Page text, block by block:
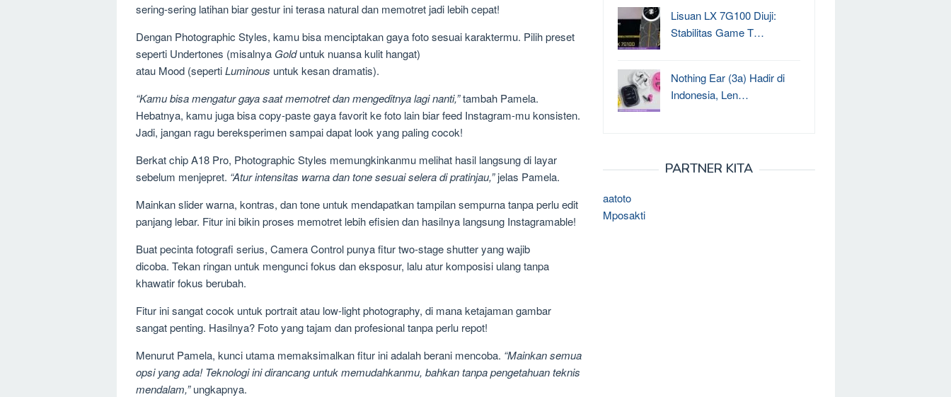
sering-sering latihan biar gestur ini terasa natural dan memotret jadi lebih cepat!
Dengan Photographic Styles, kamu bisa menciptakan gaya foto sesuai karaktermu. Pilih preset
seperti Undertones (misalnya Golduntuk nuansa kulit hangat)
atau Mood (sepertiLuminous untuk kesan dramatis).
“Kamu bisa mengatur gaya saat memotret dan mengeditnya lagi nanti,”tambah Pamela.
Hebatnya, kamu juga bisa copy-paste gaya favorit ke foto lain biar feed Instagram-mu konsisten.
Jadi, jangan ragu bereksperimen sampai dapat look yang paling cocok!
Berkat chip A18 Pro, Photographic Styles memungkinkanmu melihat hasil langsung di layar
sebelum menjepret. “Atur intensitas warna dan tone sesuai selera di pratinjau,”jelas Pamela.
Mainkan slider warna, kontras, dan tone untuk mendapatkan tampilan sempurna tanpa perlu edit
panjang lebar. Fitur ini bikin proses memotret lebih efisien dan hasilnya langsung Instagramable!
Buat pecinta fotografi serius, Camera Control punya fitur two-stage shutter yang wajib
dicoba. Tekan ringan untuk mengunci fokus dan eksposur, lalu atur komposisi ulang tanpa
khawatir fokus berubah.
Fitur ini sangat cocok untuk portrait atau low-light photography, di mana ketajaman gambar
sangat penting. Hasilnya? Foto yang tajam dan profesional tanpa perlu repot!
Menurut Pamela, kunci utama memaksimalkan fitur ini adalah berani mencoba. “Mainkan semua
opsi yang ada! Teknologi ini dirancang untuk memudahkanmu, bahkan tanpa pengetahuan teknis
mendalam,”ungkapnya.
Lisuan LX 7G100 Diuji:
Stabilitas Game T…
Nothing Ear (3a) Hadir di
Indonesia, Len…
PARTNER KITA
aatoto
Mposakti